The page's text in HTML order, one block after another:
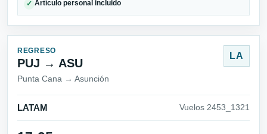
✓ Artículo personal incluido
REGRESO
PUJ → ASU
Punta Cana → Asunción
LA
LATAM Vuelos 2453_1321